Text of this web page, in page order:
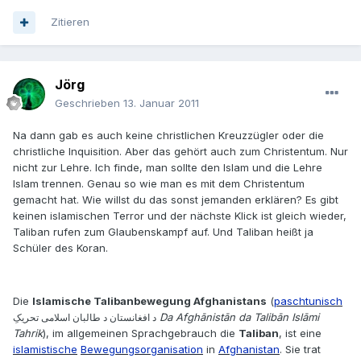
Zitieren
Jörg
Geschrieben 13. Januar 2011
Na dann gab es auch keine christlichen Kreuzzügler oder die
christliche Inquisition. Aber das gehört auch zum Christentum. Nur
nicht zur Lehre. Ich finde, man sollte den Islam und die Lehre
Islam trennen. Genau so wie man es mit dem Christentum
gemacht hat. Wie willst du das sonst jemanden erklären? Es gibt
keinen islamischen Terror und der nächste Klick ist gleich wieder,
Taliban rufen zum Glaubenskampf auf. Und Taliban heißt ja
Schüler des Koran.
Die Islamische Talibanbewegung Afghanistans (paschtunisch
د افغانستان د طالبان اسلامی تحریکِ Da Afghānistān da Talibān Islāmi
Tahrik), im allgemeinen Sprachgebrauch die Taliban, ist eine
islamistische Bewegungsorganisation in Afghanistan. Sie trat